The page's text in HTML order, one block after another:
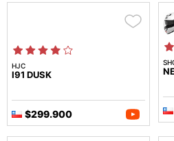
HJC
I91 DUSK
$299.900